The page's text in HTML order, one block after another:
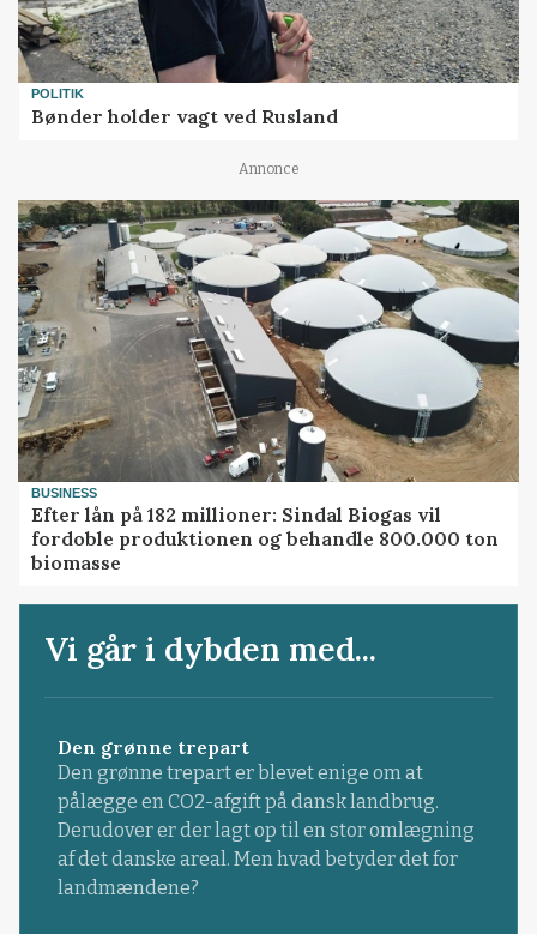
POLITIK
Bønder holder vagt ved Rusland
Annonce
BUSINESS
Efter lån på 182 millioner: Sindal Biogas vil
fordoble produktionen og behandle 800.000 ton
biomasse
Vi går i dybden med...
Den grønne trepart
Den grønne trepart er blevet enige om at
pålægge en CO2-afgift på dansk landbrug.
Derudover er der lagt op til en stor omlægning
af det danske areal. Men hvad betyder det for
landmændene?